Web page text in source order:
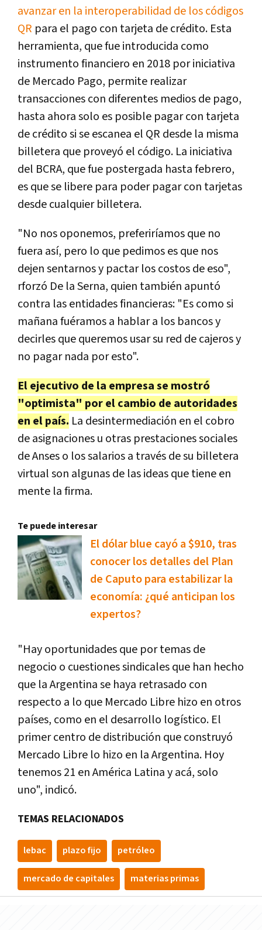
avanzar en la interoperabilidad de los códigos
QR para el pago con tarjeta de crédito. Esta
herramienta, que fue introducida como
instrumento financiero en 2018 por iniciativa
de Mercado Pago, permite realizar
transacciones con diferentes medios de pago,
hasta ahora solo es posible pagar con tarjeta
de crédito si se escanea el QR desde la misma
billetera que proveyó el código. La iniciativa
del BCRA, que fue postergada hasta febrero,
es que se libere para poder pagar con tarjetas
desde cualquier billetera.
"No nos oponemos, preferiríamos que no
fuera así, pero lo que pedimos es que nos
dejen sentarnos y pactar los costos de eso",
rforzó De la Serna, quien también apuntó
contra las entidades financieras: "Es como si
mañana fuéramos a hablar a los bancos y
decirles que queremos usar su red de cajeros y
no pagar nada por esto".
El ejecutivo de la empresa se mostró
"optimista" por el cambio de autoridades
en el país. La desintermediación en el cobro
de asignaciones u otras prestaciones sociales
de Anses o los salarios a través de su billetera
virtual son algunas de las ideas que tiene en
mente la firma.
Te puede interesar
El dólar blue cayó a $910, tras
conocer los detalles del Plan
de Caputo para estabilizar la
economía: ¿qué anticipan los
expertos?
"Hay oportunidades que por temas de
negocio o cuestiones sindicales que han hecho
que la Argentina se haya retrasado con
respecto a lo que Mercado Libre hizo en otros
países, como en el desarrollo logístico. El
primer centro de distribución que construyó
Mercado Libre lo hizo en la Argentina. Hoy
tenemos 21 en América Latina y acá, solo
uno", indicó.
TEMAS RELACIONADOS
lebac plazo fijo petróleo
mercado de capitales materias primas